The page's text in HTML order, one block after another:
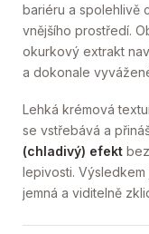
bariéru a spolehlivě
vnějšího prostředí.
okurkový extrakt
a dokonale
Lehká krémová
se vstřebává a
(chladivý) efekt
lepivosti.
jemná a viditelně